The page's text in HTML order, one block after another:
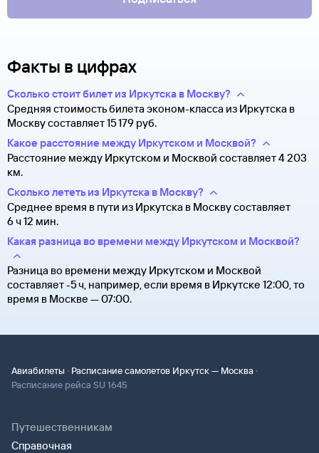
Факты в цифрах
Сколько стоит билет из Иркутска в Москву?
Средняя стоимость билета эконом-класса из Иркутска в
Москву составляет 15 ⁠179 руб.
Какое расстояние между Иркутском и Москвой?
Расстояние между Иркутском и Москвой составляет 4 203
км.
Сколько лететь из Иркутска в Москву?
Среднее время в пути из Иркутска в Москву составляет
6 ч 12 мин.
Какая разница во времени между Иркутском и Москвой?
Разница во времени между Иркутском и Москвой
составляет -5 ч, например, если время в Иркутске 12:00, то
время в Москве — 07:00.
Авиабилеты · Расписание самолетов Иркутск — Москва ·
Расписание рейса SU 1645
Путешественникам
Справочная